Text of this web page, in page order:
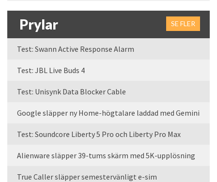
Prylar SE FLER
Test: Swann Active Response Alarm
Test: JBL Live Buds 4
Test: Unisynk Data Blocker Cable
Google släpper ny Home-högtalare laddad med Gemini
Test: Soundcore Liberty 5 Pro och Liberty Pro Max
Alienware släpper 39-tums skärm med 5K-upplösning
True Caller släpper semestervänligt e-sim